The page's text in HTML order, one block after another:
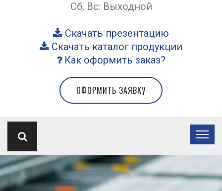
Сб, Вс: Выходной
Скачать презентацию
Скачать каталог продукции
Как оформить заказ?
ОФОРМИТЬ ЗАЯВКУ